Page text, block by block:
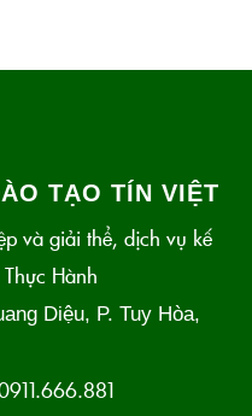
TẠO TÍN VIỆT
và giải thể, dịch vụ kế
Hành
Diệu, P. Tuy Hòa,